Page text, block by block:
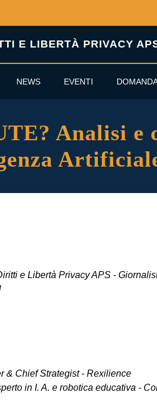
E LIBERTÀ PRIVACY
NEWS EVENTI
Analisi
e Libertà Privacy APS -
& ChiefStrategist - Rexilience
in I. A. e robotica educativa -